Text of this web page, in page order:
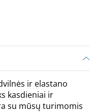
ir elastano
kasdieniai ir
su mūsų turimomis